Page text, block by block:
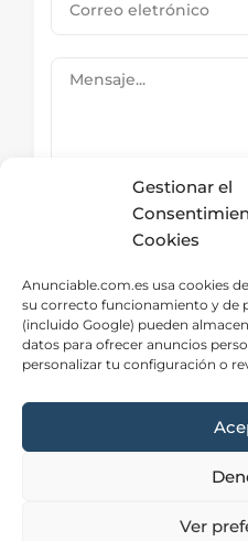
Gestionar el
Cookies
Anunciable.com.es usa cookies
su correcto funcionamiento y de
(incluido Google) pueden
datos para ofrecer anuncios
personalizar tu configuración o
Ver
Directorio –